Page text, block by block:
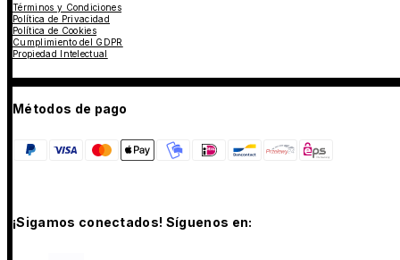
Términos y Condiciones
Política de Privacidad
Política de Cookies
Cumplimiento del GDPR
Propiedad Intelectual
Métodos de pago
¡Sigamos conectados! Síguenos en: